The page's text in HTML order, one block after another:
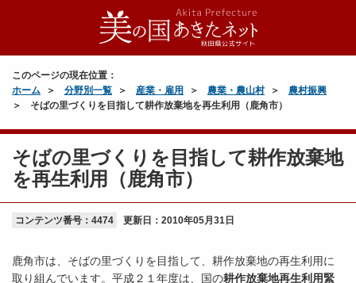
このページの現在位置：
ホーム
分野別一覧 産業・雇用 農業・農山村
農村振興
そばの里づくりを目指して耕作放棄地を再生利用（鹿角市）
そばの里づくりを目指して耕作放棄地
を再生利用（鹿角市）
コンテンツ番号：4474 更新日： 2010年05月31日
鹿角市は、そばの里づくりを目指して、耕作放棄地の再生利用に
取り組んでいます。平成２１年度は、国の耕作放棄地再生利用緊